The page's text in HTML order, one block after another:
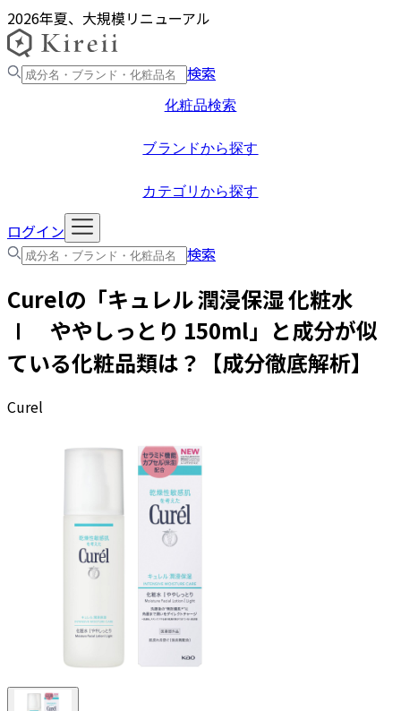
2026年夏、大規模リニューアル
検索
化粧品検索
ブランドから探す
カテゴリから探す
ログイン
検索
Curelの「キュレル 潤浸保湿 化粧水
Ⅰ ややしっとり 150ml 」と成分が似
ている化粧品類は？【成分徹底解析】
Curel